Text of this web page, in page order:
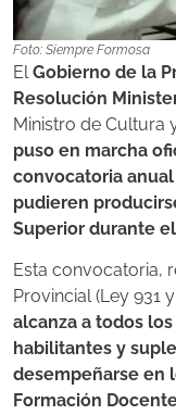
Foto: Siempre Formosa
El Gobierno de la
Resolución
Ministro de Cultura
puso en marcha
convocatoria
pudieren
Superior durante
Esta convocatoria,
Provincial (Ley 931
alcanza a todos
habilitantes y
desempeñarse en
Formación